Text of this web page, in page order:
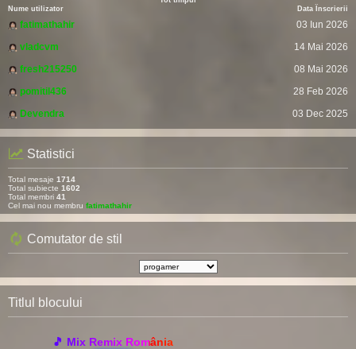
Nume utilizator
Data Înscrierii
fatimathahir
03 Iun 2026
vladcvm
14 Mai 2026
fresh215250
08 Mai 2026
pomitil436
28 Feb 2026
Devendra
03 Dec 2025
Statistici
Total mesaje 1714
Total subiecte 1602
Total membri 41
Cel mai nou membru fatimathahir
Comutator de stil
Titlul blocului
🎵 Mix Remix România